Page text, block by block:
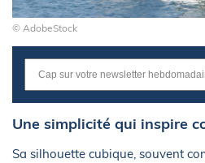
© AdobeStock
Une simplicité qui inspire
Sa silhouette cubique, souvent